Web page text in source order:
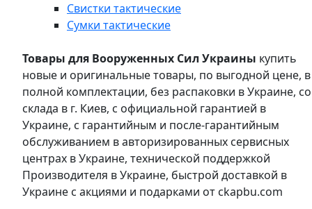
Свистки тактические
Сумки тактические
Товары для Вооруженных Сил Украины купить
новые и оригинальные товары, по выгодной цене, в
полной комплектации, без распаковки в Украине, со
склада в г. Киев, с официальной гарантией в
Украине, с гарантийным и после-гарантийным
обслуживанием в авторизированных сервисных
центрах в Украине, технической поддержкой
Производителя в Украине, быстрой доставкой в
Украине с акциями и подарками от ckapbu.com